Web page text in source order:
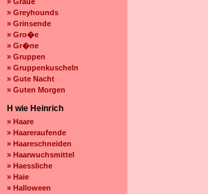
» Greyhounds
» Grinsende
» Gro�e
» Gr�ne
» Gruppen
» Gruppenkuscheln
» Gute Nacht
» Guten Morgen
H wie Heinrich
» Haare
» Haareraufende
» Haareschneiden
» Haarwuchsmittel
» Haessliche
» Haie
» Halloween